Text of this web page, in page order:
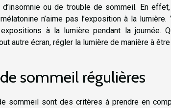
ou de trouble de sommeil. En
n’aime pas l’exposition à la
à la lumière pendant la journée.
autre écran, régler la lumière de manière à
sommeil régulières
sommeil sont des critères à prendre en